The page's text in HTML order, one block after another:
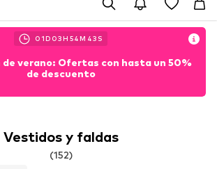
01D 03H 54M 42 S
de verano: Ofertas con hasta un 50%
de descuento
Vestidos y faldas
(152)